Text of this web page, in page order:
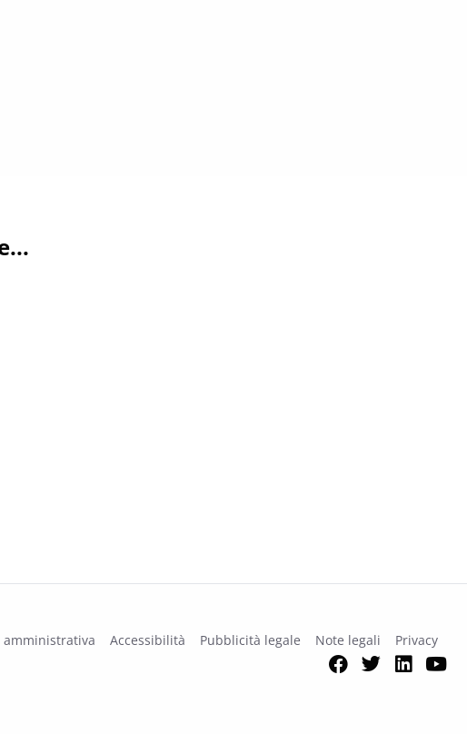
amministrativa Accessibilità Pubblicità legale Note legali Privacy
Facebook
Twitter